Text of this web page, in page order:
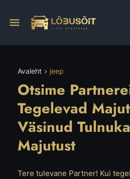
Avaleht jeep
Otsime
Tegelevad
Väsinud
Majutust
Tere tulevane Partner! Kui